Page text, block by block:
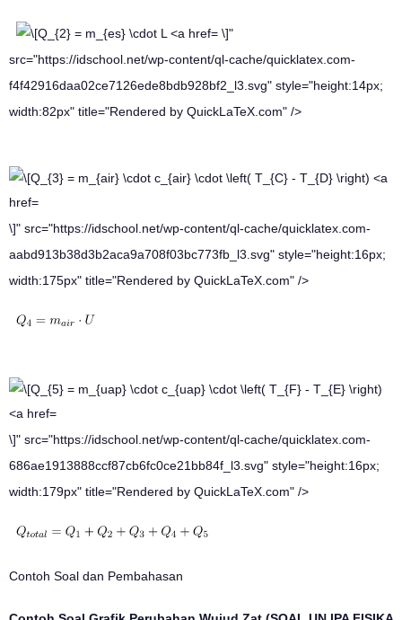
\]"
src="https://idschool.net/wp-content/ql-cache/quicklatex.com-
f4f42916daa02ce7126ede8bdb928bf2_l3.svg" style="height:14px;
width:82px" title="Rendered by QuickLaTeX.com" />
\]" src="https://idschool.net/wp-content/ql-cache/quicklatex.com-
aabd913b38d3b2aca9a708f03bc773fb_l3.svg" style="height:16px;
width:175px" title="Rendered by QuickLaTeX.com" />
\]" src="https://idschool.net/wp-content/ql-cache/quicklatex.com-
686ae1913888ccf87cb6fc0ce21bb84f_l3.svg" style="height:16px;
width:179px" title="Rendered by QuickLaTeX.com" />
Contoh Soal dan Pembahasan